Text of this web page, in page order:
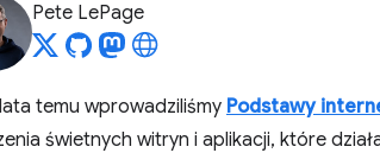
Pete LePage
temu wprowadziliśmy Podstawy
świetnych witryn i aplikacji, które